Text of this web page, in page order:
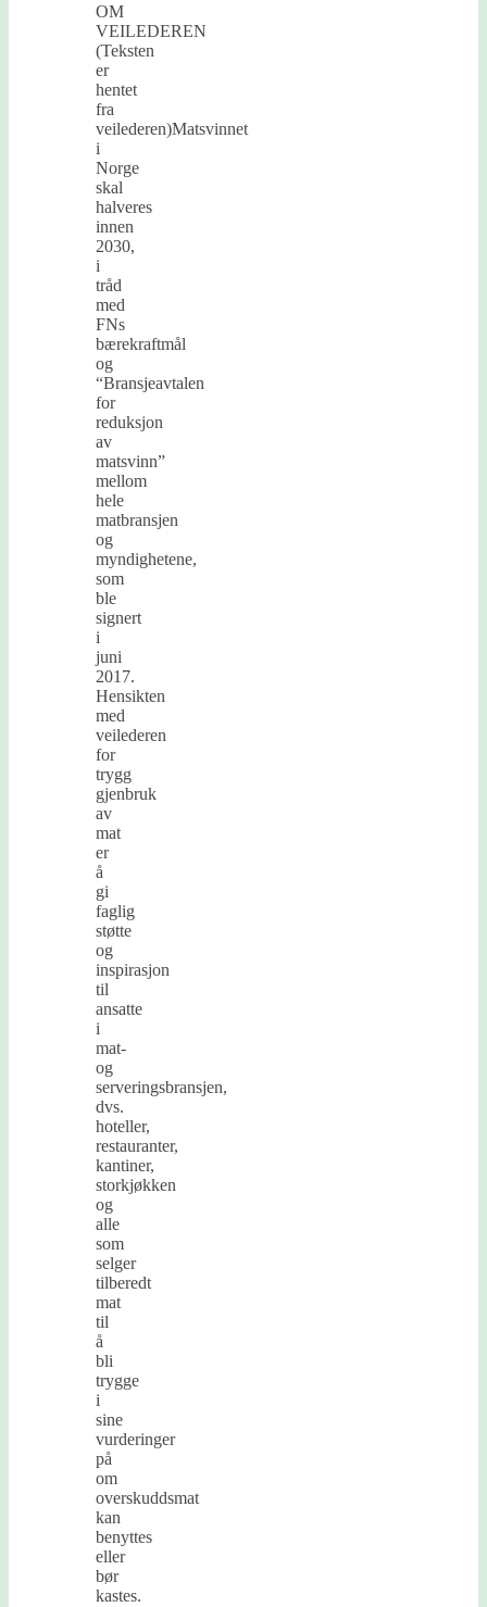
OM
VEILEDEREN
(Teksten
er
hentet
fra
veilederen)Matsvinnet
i
Norge
skal
halveres
innen
2030,
i
tråd
med
FNs
bærekraftmål
og
“Bransjeavtalen
for
reduksjon
av
matsvinn”
mellom
hele
matbransjen
og
myndighetene,
som
ble
signert
i
juni
2017.
Hensikten
med
veilederen
for
trygg
gjenbruk
av
mat
er
å
gi
faglig
støtte
og
inspirasjon
til
ansatte
i
mat-
og
serveringsbransjen,
dvs.
hoteller,
restauranter,
kantiner,
storkjøkken
og
alle
som
selger
tilberedt
mat
til
å
bli
trygge
i
sine
vurderinger
på
om
overskuddsmat
kan
benyttes
eller
bør
kastes.